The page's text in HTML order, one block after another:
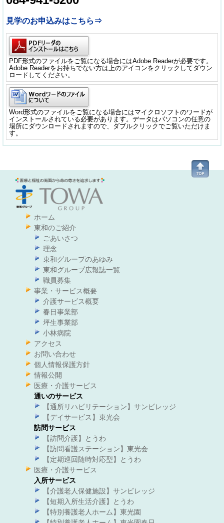
見学のお申込みはこちら⇒
PDF形式のファイルをご覧になる場合にはAdobe Readerが必要です。
Adobe Readerをお持ちでない方は上のアイコンをクリックしてダウン
ロードしてください。
Word形式のファイルをご覧になる場合にはマイクロソフトのワードが
インストールされている必要があります。データはパソコンの任意の
場所にダウンロードされますので、ダブルクリックでご覧いただけま
す。
ホーム
東和のご紹介
ごあいさつ
理念
東和グループのあゆみ
東和グループ広報誌一覧
職員募集
事業・サービス概要
介護サービス概要
春日事業部
坪生事業部
小林病院
アクセス
お問い合わせ
個人情報保護方針
情報公開
医療・介護サービス
通いのサービス
【通所リハビリテーション】サンビレッジ
【デイサービス】東光会
訪問サービス
【訪問介護】とうわ
【訪問看護ステーション】東光会
【定期巡回随時対応型】とうわ
医療・介護サービス
入所サービス
【介護老人保健施設】サンビレッジ
【短期入所生活介護】とうわ
【特別養護老人ホーム】東光園